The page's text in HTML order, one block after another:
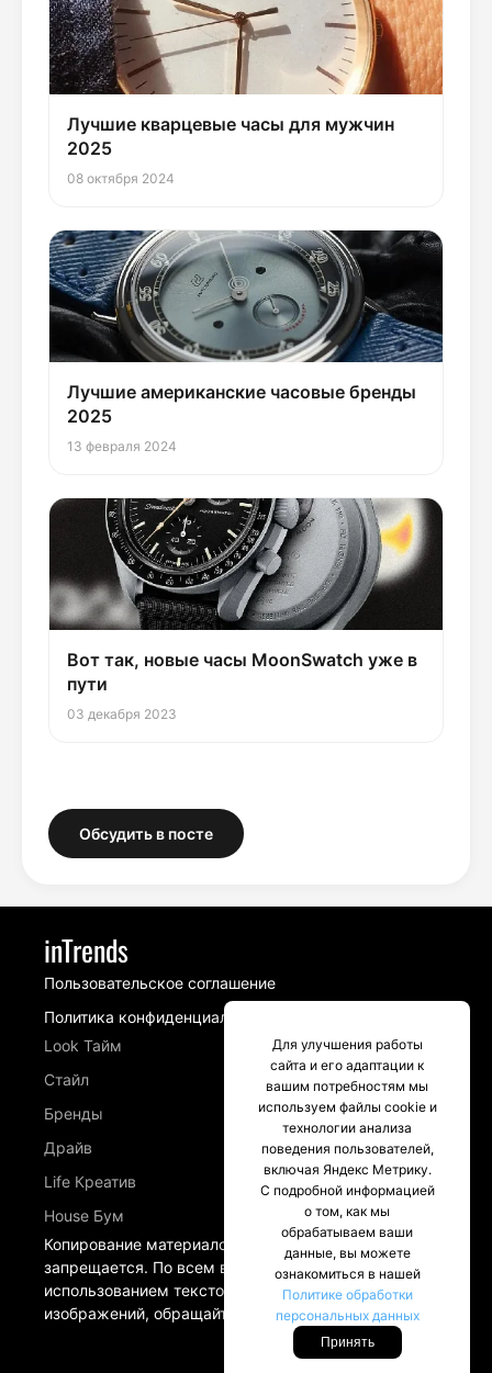
Лучшие кварцевые часы для мужчин
2025
08 октября 2024
Лучшие американские часовые бренды
2025
13 февраля 2024
Вот так, новые часы MoonSwatch уже в
пути
03 декабря 2023
Обсудить в посте
inTrends
Пользовательское соглашение
Политика конфиденциальности
Look Тайм
Стайл
Бренды
Драйв
Life Креатив
House Бум
Копирование материалов сайта intrends.ru
запрещается. По всем вопросам, связанных с
использованием текстовых материалов и
изображений, обращайтесь в разделе Контакты.
Для улучшения работы
сайта и его адаптации к
вашим потребностям мы
используем файлы cookie и
технологии анализа
поведения пользователей,
включая Яндекс Метрику.
С подробной информацией
о том, как мы
обрабатываем ваши
данные, вы можете
ознакомиться в нашей
Политике обработки
персональных данных
Принять